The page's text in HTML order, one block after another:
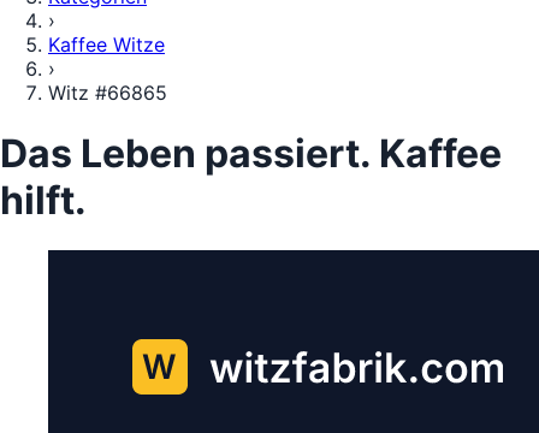
›
Kaffee Witze
›
Witz #66865
Das Leben passiert. Kaffee
hilft.